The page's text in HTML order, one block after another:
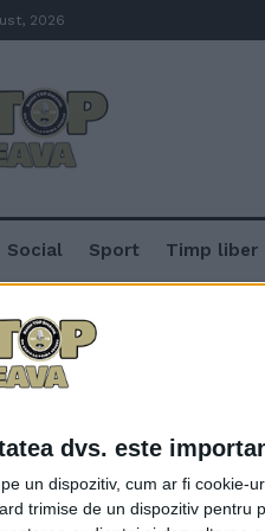
dvs. este
un dispozitiv, cum ar fi cookie-
trimise de un dispozitiv pentru
2026
Social Sport Timp liber
la
recepționat,